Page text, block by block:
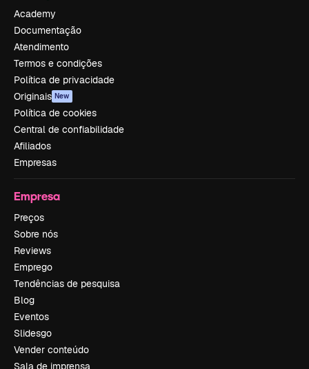
Academy
Documentação
Atendimento
Termos e condições
Política de privacidade
Originais New
Política de cookies
Central de confiabilidade
Afiliados
Empresas
Empresa
Preços
Sobre nós
Reviews
Emprego
Tendências de pesquisa
Blog
Eventos
Slidesgo
Vender conteúdo
Sala de imprensa